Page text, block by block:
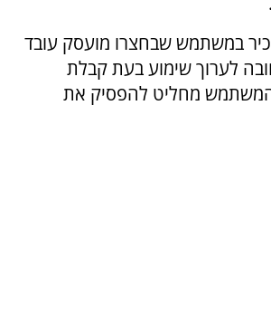
במשתמש שבחצרו מועסק עובד
לערוך שימוע בעת קבלת
המשתמש מחליט להפסיק את